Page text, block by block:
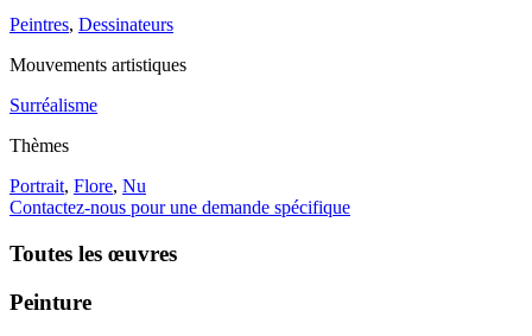
Peintres, Dessinateurs
Mouvements artistiques
Surréalisme
Thèmes
Portrait, Flore, Nu
Contactez-nous pour une demande spécifique
Toutes les œuvres
Peinture